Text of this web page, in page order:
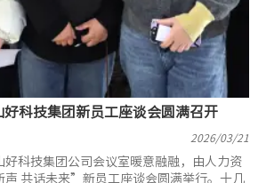
科技集团新员工座谈会圆满召开
2026/03/21
好科技集团公司会议室暖意融融，由人力资
共话未来”新员工座谈会圆满举行。十几